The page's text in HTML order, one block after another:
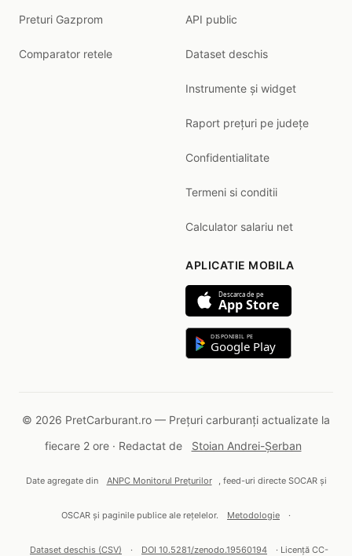
Preturi Gazprom
Comparator retele
API public
Dataset deschis
Instrumente și widget
Raport prețuri pe județe
Confidentialitate
Termeni si conditii
Calculator salariu net
APLICATIE MOBILA
Descarca de pe
App Store
DISPONIBIL PE
Google Play
© 2026 PretCarburant.ro — Prețuri carburanți actualizate la
fiecare 2 ore · Redactat de
Stoian Andrei-Șerban
Date agregate din ANPC Monitorul Prețurilor , feed-uri directe SOCAR și
OSCAR și paginile publice ale rețelelor. Metodologie ·
Dataset deschis (CSV) · DOI 10.5281/zenodo.19560194 · Licență CC-